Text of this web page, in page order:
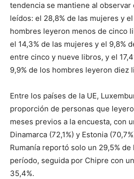
tendencia se mantiene al
leídos: el 28,8% de las mujeres y
hombres leyeron menos de cinco
el 14,3% de las mujeres y el 9,8%
entre cinco y nueve libros, y el
9,9% de los hombres leyeron diez
Entre los países de la UE,
proporción de personas que
meses previos a la encuesta, con
Dinamarca (72,1%) y Estonia
Rumanía reportó solo un 29,5%
período, seguida por Chipre con
35,4%.